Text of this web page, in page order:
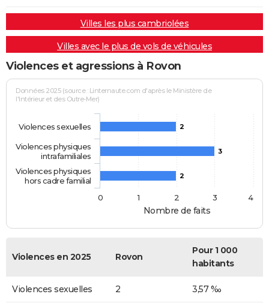
Villes les plus cambriolées
Villes avec le plus de vols de véhicules
Violences et agressions à Rovon
Nombre de faits
Données 2025 (source : Linternaute.com d'après le Ministère de
l'Intérieur et des Outre-Mer)
2
3
2
Violences sexuelles
Violences physiques
intrafamiliales
Violences physiques
hors cadre familial
0
1 2 3 4
Violences en 2025 Rovon
Pour 1 000
habitants
Violences sexuelles 2 3,57 ‰